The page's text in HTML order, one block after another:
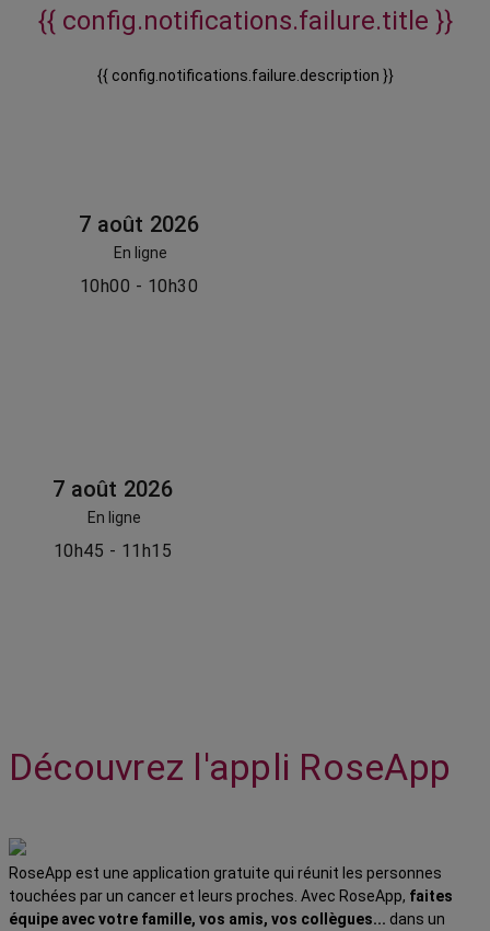
{{ config.notifications.failure.title }}
{{ config.notifications.failure.description }}
7 août 2026
En ligne
10h00 - 10h30
7 août 2026
En ligne
10h45 - 11h15
Découvrez l'appli RoseApp
RoseApp est une application gratuite qui réunit les personnes
touchées par un cancer et leurs proches. Avec RoseApp, faites
équipe avec votre famille, vos amis, vos collègues... dans un